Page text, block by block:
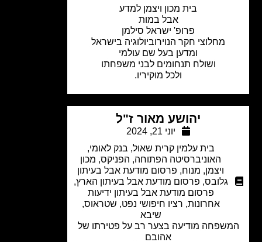
בית מכון ויצמן למדע
אבל במות
פרופ' ישראל סילמן
מחלוצי חקר הנוירוביולוגיה בישראל
ומדען בעל שם עולמי
ושולח תנחומים לבני משפחתו
ולכל מוקיריו.
יהושע מאור ז"ל
בית עלמין קרית שאול,בנק לאומי,
האוניברסיטה הפתוחה,הפניקס ,מכון
מנוח,פרסום מודעת אבל בעיתון
גלובס
פרסום מודעת אבל בעיתון הארץ,
פרסום מודעת אבל בעיתון ידיעות
אחרונות,רציו חיפושי נפט,שטראוס,
מודיעה בצער רב על פטירתו של